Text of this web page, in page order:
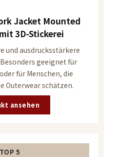
Jacket Mounted
3D-Stickerei
und ausdrucksstärkere
geeignet für
für Menschen, die
Outerwear schätzen.
ansehen
TOP 5